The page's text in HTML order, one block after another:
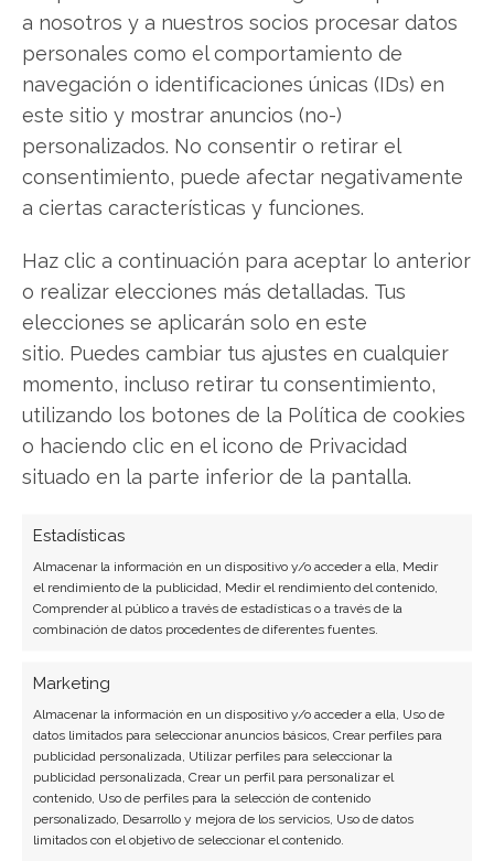
a nosotros y a nuestros socios procesar datos
personales como el comportamiento de
navegación o identificaciones únicas (IDs) en
este sitio y mostrar anuncios (no-)
personalizados. No consentir o retirar el
consentimiento, puede afectar negativamente
a ciertas características y funciones.
Haz clic a continuación para aceptar lo anterior
o realizar elecciones más detalladas. Tus
elecciones se aplicarán solo en este
sitio. Puedes cambiar tus ajustes en cualquier
momento, incluso retirar tu consentimiento,
utilizando los botones de la Política de cookies
o haciendo clic en el icono de Privacidad
situado en la parte inferior de la pantalla.
Estadísticas
Almacenar la información en un dispositivo y/o acceder a ella, Medir
el rendimiento de la publicidad, Medir el rendimiento del contenido,
Comprender al público a través de estadísticas o a través de la
combinación de datos procedentes de diferentes fuentes.
Marketing
Almacenar la información en un dispositivo y/o acceder a ella, Uso de
datos limitados para seleccionar anuncios básicos, Crear perfiles para
publicidad personalizada, Utilizar perfiles para seleccionar la
publicidad personalizada, Crear un perfil para personalizar el
contenido, Uso de perfiles para la selección de contenido
personalizado, Desarrollo y mejora de los servicios, Uso de datos
limitados con el objetivo de seleccionar el contenido.
SOBRE EL AUTOR
Carmen Ruiz López
Periodista especializada en tecnología y
transformación digital con más de 8 años de
experiencia. Experta en inteligencia artificial,
ciberseguridad y startups tecnológicas.
Ver todos los artículos →